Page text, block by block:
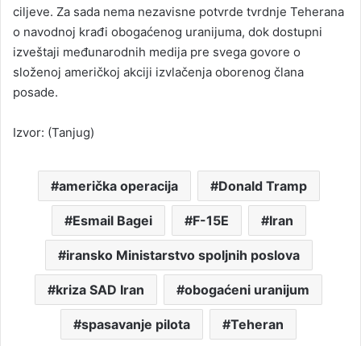
ciljeve. Za sada nema nezavisne potvrde tvrdnje Teherana
o navodnoj krađi obogaćenog uranijuma, dok dostupni
izveštaji međunarodnih medija pre svega govore o
složenoj američkoj akciji izvlačenja oborenog člana
posade.
Izvor: (Tanjug)
američka operacija Donald Tramp
Esmail Bagei F-15E Iran
iransko Ministarstvo spoljnih poslova
kriza SAD Iran obogaćeni uranijum
spasavanje pilota Teheran